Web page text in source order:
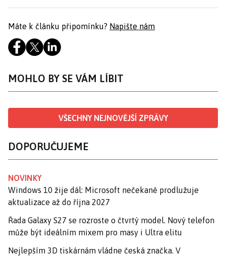
Máte k článku připomínku? Napište nám
MOHLO BY SE VÁM LÍBIT
VŠECHNY NEJNOVĚJŠÍ ZPRÁVY
DOPORUČUJEME
NOVINKY
Windows 10 žije dál: Microsoft nečekaně prodlužuje
aktualizace až do října 2027
Řada Galaxy S27 se rozroste o čtvrtý model. Nový telefon
může být ideálním mixem pro masy i Ultra elitu
Nejlepším 3D tiskárnám vládne česká značka. V